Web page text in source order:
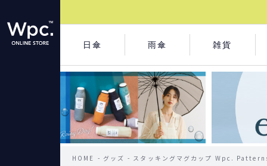
日傘 雨傘 雑貨
HOME グッズ スタッキングマグカップ Wpc.